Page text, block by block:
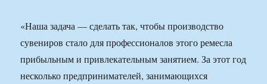
«Наша задача — сделать так, чтобы производство
сувениров стало для профессионалов этого ремесла
прибыльным и привлекательным занятием. За этот год
несколько предпринимателей, занимающихся